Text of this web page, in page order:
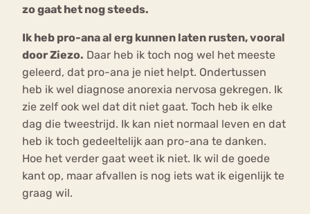
zo gaat het nog steeds.
Ik heb pro-ana al erg kunnen laten rusten, vooral
door Ziezo. Daar heb ik toch nog wel het meeste
geleerd, dat pro-ana je niet helpt. Ondertussen
heb ik wel diagnose anorexia nervosa gekregen. Ik
zie zelf ook wel dat dit niet gaat. Toch heb ik elke
dag die tweestrijd. Ik kan niet normaal leven en dat
heb ik toch gedeeltelijk aan pro-ana te danken.
Hoe het verder gaat weet ik niet. Ik wil de goede
kant op, maar afvallen is nog iets wat ik eigenlijk te
graag wil.